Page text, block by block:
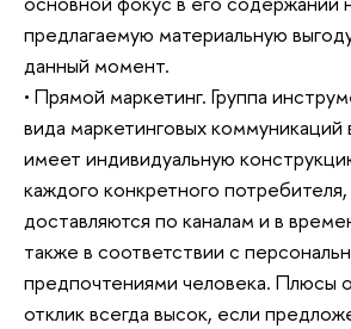
предлагаемую материальную
данный момент.
• Прямой маркетинг. Группа
вида маркетинговых
имеет индивидуальную
каждого конкретного
доставляются по каналам и в
также в соответствии с
предпочтениями человека. Плюсы
отклик всегда высок, если